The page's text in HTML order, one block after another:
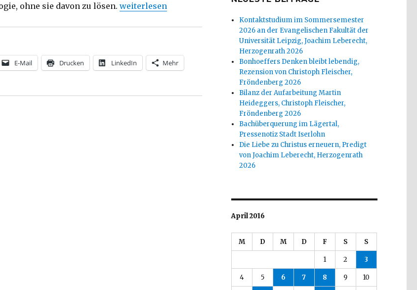
ohne sie davon zu lösen. „Warum schämen, frei von Schuld? Rezension von Christoph Fleischer,
weiterlesen
E-Mail Drucken LinkedIn Mehr
Kontaktstudium im Sommersemester
2026 an der Evangelischen Fakultät der
Universität Leipzig, Joachim Leberecht,
Herzogenrath 2026
Bonhoeffers Denken bleibt lebendig,
Rezension von Christoph Fleischer,
Fröndenberg 2026
Bilanz der Aufarbeitung Martin
Heideggers, Christoph Fleischer,
Fröndenberg 2026
Bachüberquerung im Lägertal,
Pressenotiz Stadt Iserlohn
Die Liebe zu Christus erneuern, Predigt
von Joachim Leberecht, Herzogenrath
2026
April 2016
M D M D F S S
1 2 3
4 5 6 7 8 9 10